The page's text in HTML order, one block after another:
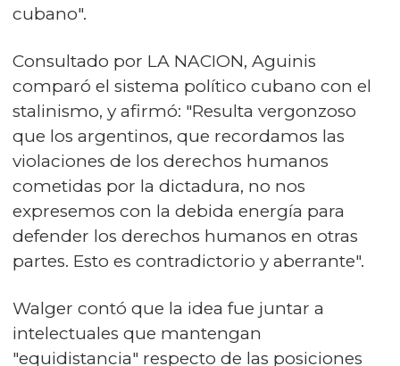
cubano".
Consultado por LA NACION, Aguinis
comparó el sistema político cubano con el
stalinismo, y afirmó: "Resulta vergonzoso
que los argentinos, que recordamos las
violaciones de los derechos humanos
cometidas por la dictadura, no nos
expresemos con la debida energía para
defender los derechos humanos en otras
partes. Esto es contradictorio y aberrante".
Walger contó que la idea fue juntar a
intelectuales que mantengan
"equidistancia" respecto de las posiciones